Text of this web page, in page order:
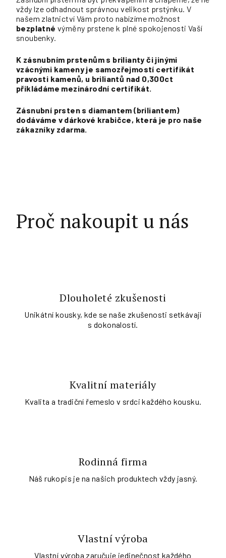
vždy lze odhadnout správnou velikost prstýnku. V
našem zlatnictví Vám proto nabízíme možnost
bezplatné výměny prstene k plné spokojenosti Vaší
snoubenky.
K zásnubním prstenům s brilianty či jinými
vzácnými kameny je samozřejmostí certifikát
pravosti kamenů, u briliantů nad 0,300ct
přikládáme mezinárodní certifikát.
Zásnubní prsten s diamantem (briliantem)
dodáváme v dárkové krabičce, která je pro naše
zákazníky zdarma.
Proč nakoupit u nás
Dlouholeté zkušenosti
Unikátní kousky, kde se naše zkušenosti setkávají
s dokonalostí.
Kvalitní materiály
Kvalita a tradiční řemeslo v srdci každého kousku.
Rodinná firma
Náš rukopis je na našich produktech vždy jasný.
Vlastní výroba
Vlastní výroba zaručuje jedinečnost každého